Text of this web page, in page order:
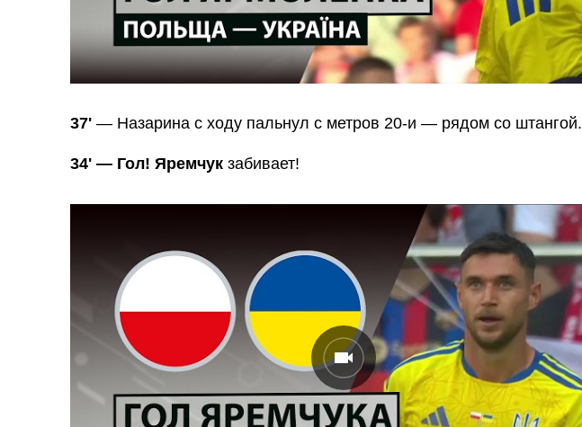
37' — Назарина с ходу пальнул с метров 20-и — рядом со штангой.
34' — Гол! Яремчук забивает!